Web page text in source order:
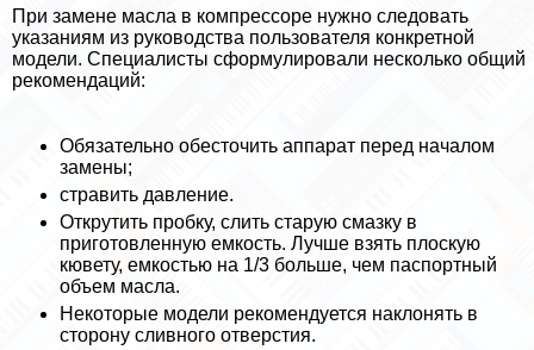
При замене масла в компрессоре нужно следовать
указаниям из руководства пользователя конкретной
модели. Специалисты сформулировали несколько общий
рекомендаций:
Обязательно обесточить аппарат перед началом
замены;
стравить давление.
Открутить пробку, слить старую смазку в
приготовленную емкость. Лучше взять плоскую
кювету, емкостью на 1/3 больше, чем паспортный
объем масла.
Некоторые модели рекомендуется наклонять в
сторону сливного отверстия.